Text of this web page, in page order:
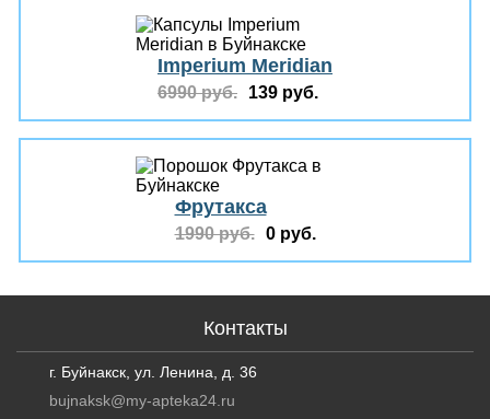
Imperium Meridian
6990 руб. 139 руб.
Фрутакса
1990 руб. 0 руб.
Контакты
г. Буйнакск, ул. Ленина, д. 36
bujnaksk@my-apteka24.ru